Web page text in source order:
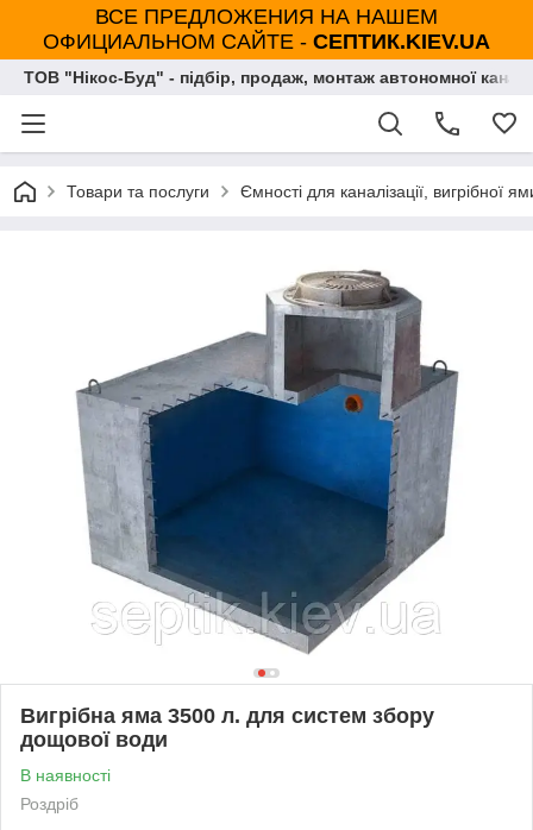
ВСЕ ПРЕДЛОЖЕНИЯ НА НАШЕМ
ОФИЦИАЛЬНОМ САЙТЕ - СЕПТИК.KIEV.UA
ТОВ "Нікос-Буд" - підбір, продаж, монтаж автономної
Товари та послуги Ємності для каналізації, вигрібної
Вигрібна яма 3500 л. для систем збору
дощової води
В наявності
Роздріб